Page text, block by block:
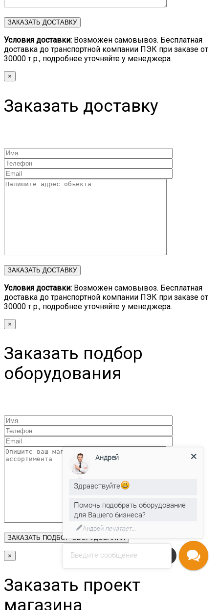
Условия доставки: Возможен самовывоз. Бесплатная
доставка до транспортной компании ПЭК при заказе от
30000 т р., подробнее уточняйте у менеджера.
×
Заказать доставку
Условия доставки: Возможен самовывоз. Бесплатная
доставка до транспортной компании ПЭК при заказе от
30000 т р., подробнее уточняйте у менеджера.
×
Заказать подбор
оборудования
×
Заказать проект
магазина
Напишите нам
Введите сообщение
Андрей
Здравствуйте
Помочь подобрать оборудование
для Вашего бизнеса?
Андрейпечатает...